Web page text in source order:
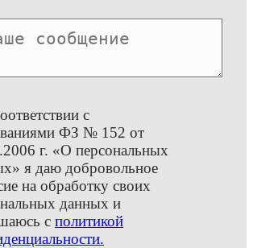
с
ФЗ № 152 от
г. «О персональных
я даю добровольное
на обработку своих
данных и
с политикой